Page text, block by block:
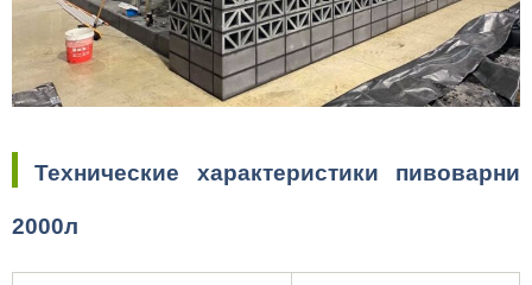
Технические характеристики пивоварни
2000л